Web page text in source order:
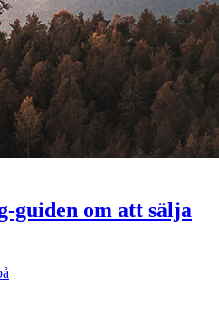
guiden om att sälja